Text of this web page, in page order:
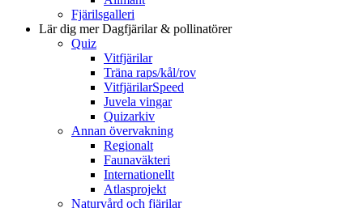
Fjärilsgalleri
Lär dig merDagfjärilar & pollinatörer
Quiz
Vitfjärilar
Träna raps/kål/rov
VitfjärilarSpeed
Juvela vingar
Quizarkiv
Annan övervakning
Regionalt
Faunaväkteri
Internationellt
Atlasprojekt
Naturvård och fjärilar